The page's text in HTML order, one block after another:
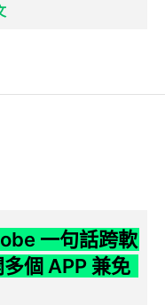
一句話跨軟
個 APP 兼免